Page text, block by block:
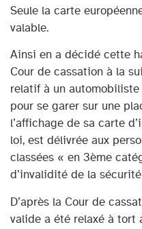
Seule la carte
valable.
Ainsi en a décidé cette
Cour de cassation à la
relatif à un
pour se garer sur une
l’affichage de sa carte
loi, est délivrée aux
classées « en 3ème
d’invalidité de la
D’après la Cour de
valide a été relaxé à tort